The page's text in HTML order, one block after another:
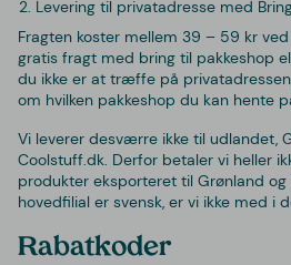
Levering til privatadresse med
Fragten koster mellem 39 – 59 kr
gratis fragt med bring til pakkeshop
du ikke er at træffe på
om hvilken pakkeshop du kan hente
Vi leverer desværre ikke til udlandet,
Coolstuff.dk. Derfor betaler vi heller
produkter eksporteret til Grønland
hovedfilial er svensk, er vi ikke med i
Rabatkoder